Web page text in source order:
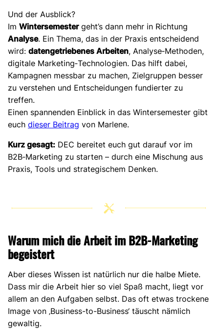
Und der Ausblick?
Im Wintersemestergeht’s dann mehr in Richtung
Analyse. Ein Thema, das in der Praxis entscheidend
wird: datengetriebenes Arbeiten, Analyse‑Methoden,
digitale Marketing‑Technologien. Das hilft dabei,
Kampagnen messbar zu machen, Zielgruppen besser
zu verstehen und Entscheidungen fundierter zu
treffen.
Einen spannenden Einblick in das Wintersemester gibt
euch dieser Beitrag von Marlene.
Kurz gesagt: DEC bereitet euch gut darauf vor im
B2B‑Marketing zu starten – durch eine Mischung aus
Praxis, Tools und strategischem Denken.
Warum mich die Arbeit im B2B-Marketing
begeistert
Aber dieses Wissen ist natürlich nur die halbe Miete.
Dass mir die Arbeit hier so viel Spaß macht, liegt vor
allem an den Aufgaben selbst. Das oft etwas trockene
Image von ‚Business-to-Business‘ täuscht nämlich
gewaltig.